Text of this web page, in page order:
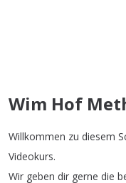
Wim Hof
Willkommen zu diesem
Videokurs.
Wir geben dir gerne die